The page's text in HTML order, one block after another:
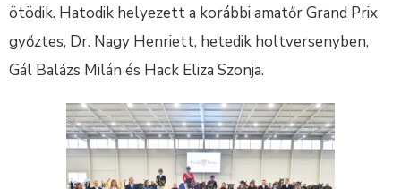
ötödik. Hatodik helyezett a korábbi amatőr Grand Prix
győztes, Dr. Nagy Henriett, hetedik holtversenyben,
Gál Balázs Milán és Hack Eliza Szonja.